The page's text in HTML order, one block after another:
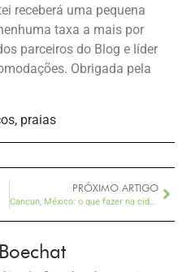
receberá uma pequena
taxa a mais por
parceiros do Blog e líder
Obrigada pela
, praias
PRÓXIMO ARTIGO